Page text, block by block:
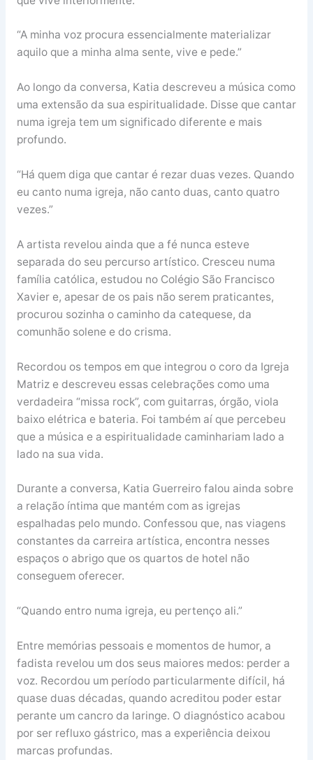
“A minha voz procura essencialmente materializar
aquilo que a minha alma sente, vive e pede.”
Ao longo da conversa, Katia descreveu a música como
uma extensão da sua espiritualidade. Disse que cantar
numa igreja tem um significado diferente e mais
profundo.
“Há quem diga que cantar é rezar duas vezes. Quando
eu canto numa igreja, não canto duas, canto quatro
vezes.”
A artista revelou ainda que a fé nunca esteve
separada do seu percurso artístico. Cresceu numa
família católica, estudou no Colégio São Francisco
Xavier e, apesar de os pais não serem praticantes,
procurou sozinha o caminho da catequese, da
comunhão solene e do crisma.
Recordou os tempos em que integrou o coro da Igreja
Matriz e descreveu essas celebrações como uma
verdadeira “missa rock”, com guitarras, órgão, viola
baixo elétrica e bateria. Foi também aí que percebeu
que a música e a espiritualidade caminhariam lado a
lado na sua vida.
Durante a conversa, Katia Guerreiro falou ainda sobre
a relação íntima que mantém com as igrejas
espalhadas pelo mundo. Confessou que, nas viagens
constantes da carreira artística, encontra nesses
espaços o abrigo que os quartos de hotel não
conseguem oferecer.
“Quando entro numa igreja, eu pertenço ali.”
Entre memórias pessoais e momentos de humor, a
fadista revelou um dos seus maiores medos: perder a
voz. Recordou um período particularmente difícil, há
quase duas décadas, quando acreditou poder estar
perante um cancro da laringe. O diagnóstico acabou
por ser refluxo gástrico, mas a experiência deixou
marcas profundas.